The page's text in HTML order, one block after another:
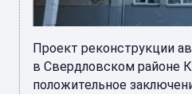
Проект реконструкции
в Свердловском районе
положительное